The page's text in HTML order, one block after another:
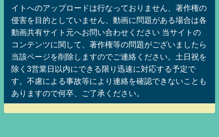
イトへのアップロードは行なっておりません、著作権の
侵害を目的としていません、動画に問題がある場合は各
動画共有サイト元へお問い合わせください 当サイトの
コンテンツに関して、著作権等の問題がございましたら
当該ページを削除しますのでご連絡ください。土日祝を
除く3営業日以内にできる限り迅速に対応する予定で
す。不慮による事故等により連絡を確認できないことも
ありますので何卒、ご了承ください。